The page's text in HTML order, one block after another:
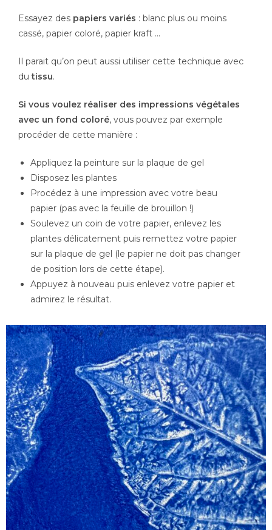
Essayez des papiers variés : blanc plus ou moins
cassé, papier coloré, papier kraft …
Il parait qu’on peut aussi utiliser cette technique avec
dutissu.
Si vous voulez réaliser des impressions végétales
avec un fond coloré, vous pouvez par exemple
procéder de cette manière :
Appliquez la peinture sur la plaque de gel
Disposez les plantes
Procédez à une impression avec votre beau
papier (pas avec la feuille de brouillon !)
Soulevez un coin de votre papier, enlevez les
plantes délicatement puis remettez votre papier
sur la plaque de gel (le papier ne doit pas changer
de position lors de cette étape).
Appuyez à nouveau puis enlevez votre papier et
admirez le résultat.